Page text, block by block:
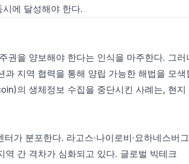
에 달성해야 한다.
을 양보해야 한다는 인식을 마주한다. 그러
과 지역 협력을 통해 양립 가능한 해법을 모
의 생체정보 수집을 중단시킨 사례는, 현지
가 분포한다. 라고스·나이로비·요하네스버
역 간 격차가 심화되고 있다. 글로벌 빅테크